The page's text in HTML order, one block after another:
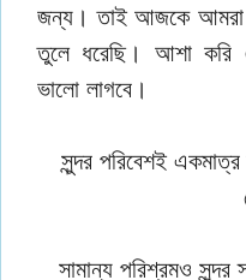
জন্য। তাই আজকে আমরা
তুলে ধরেছি। আশা করি
ভালো লাগবে।
সুন্দর পরিবেশই
সামান্য পরিশ্রমও সুন্দর